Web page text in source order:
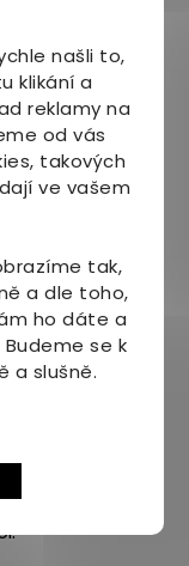
našli to,
klikání a
reklamy na
od vás
takových
ve vašem
tak,
a dle toho,
ho dáte a
se k
a slušně.
Cetyl
Myreth-
Distearate,
20,
Extract,
Methyl
Priessnitz
na ztuhlé a
budou
přiložíte
mimo dosah